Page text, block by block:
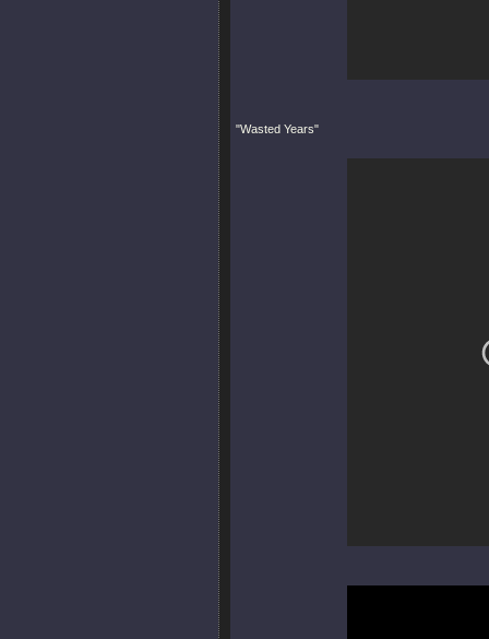
"Wasted Years"